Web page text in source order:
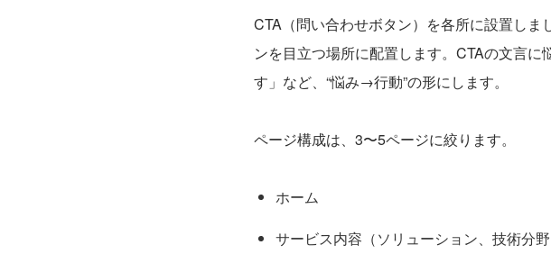
CTA（問い合わせボタン）を各所に設置し
ンを目立つ場所に配置します。CTAの文言
す」など、“悩み→行動”の形にします。
ページ構成は、3〜5ページに絞ります。
ホーム
サービス内容（ソリューション、技術分野